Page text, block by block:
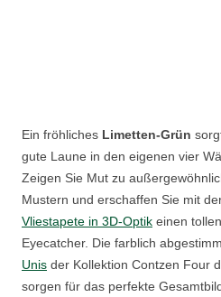
Ein fröhliches Limetten-Grün
gute Laune in den eigenen vier
Zeigen Sie Mut zu
Mustern und erschaffen Sie mit
Vliestapete in 3D-Optik einen tollen
Eyecatcher. Die farblich
Unis der Kollektion Contzen Four
sorgen für das perfekte